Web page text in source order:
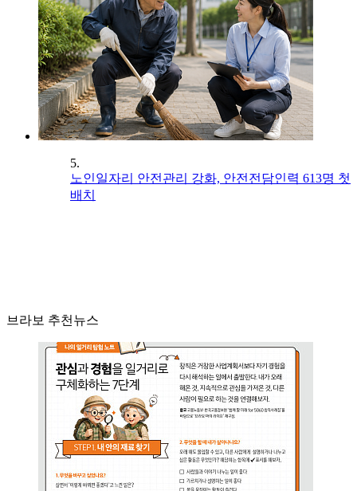
5.
노인일자리 안전관리 강화, 안전전담인력 613명 첫
배치
브라보 추천뉴스